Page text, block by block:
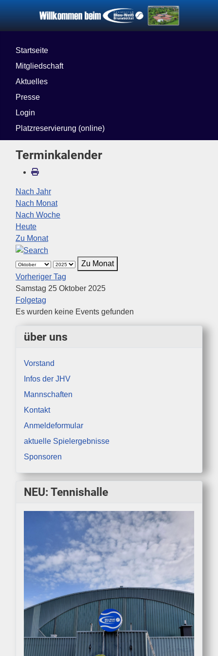
Startseite
Mitgliedschaft
Aktuelles
Presse
Login
Platzreservierung (online)
Terminkalender
Nach Jahr
Nach Monat
Nach Woche
Heute
Zu Monat
Zu Monat
Vorheriger Tag
Samstag 25 Oktober 2025
Folgetag
Es wurden keine Events gefunden
über uns
Vorstand
Infos der JHV
Mannschaften
Kontakt
Anmeldeformular
aktuelle Spielergebnisse
Sponsoren
NEU: Tennishalle